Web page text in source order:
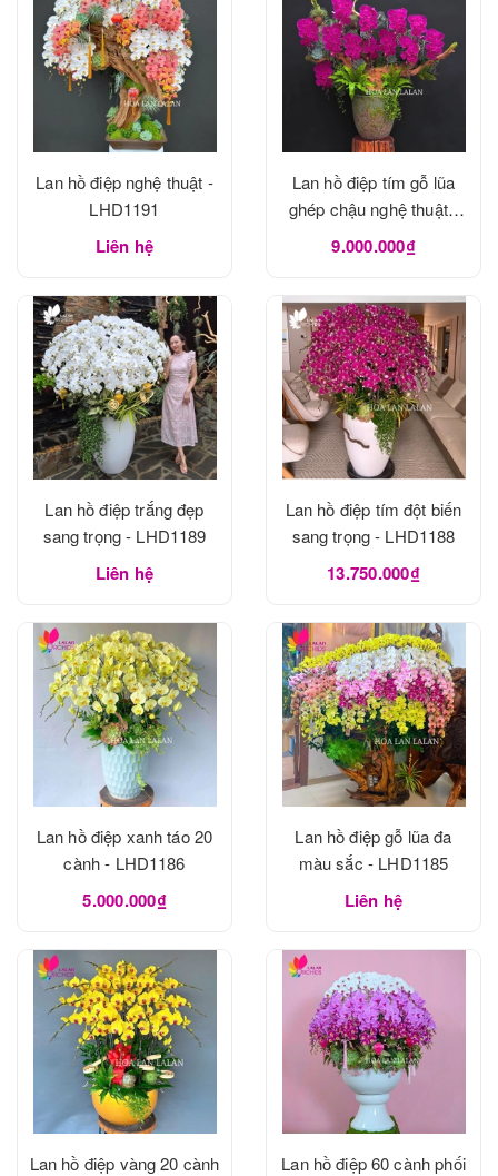
Lan hồ điệp nghệ thuật -
LHD1191
Liên hệ
Lan hồ điệp tím gỗ lũa
ghép chậu nghệ thuật -
LHD1190
9.000.000₫
Lan hồ điệp trắng đẹp
sang trọng - LHD1189
Liên hệ
Lan hồ điệp tím đột biến
sang trọng - LHD1188
13.750.000₫
Lan hồ điệp xanh táo 20
cành - LHD1186
5.000.000₫
Lan hồ điệp gỗ lũa đa
màu sắc - LHD1185
Liên hệ
Lan hồ điệp vàng 20 cành
Lan hồ điệp 60 cành phối